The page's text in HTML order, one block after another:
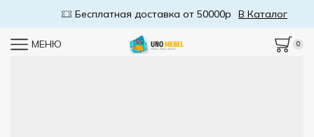
Бесплатная доставка от 50000р В Каталог
МЕНЮ 0